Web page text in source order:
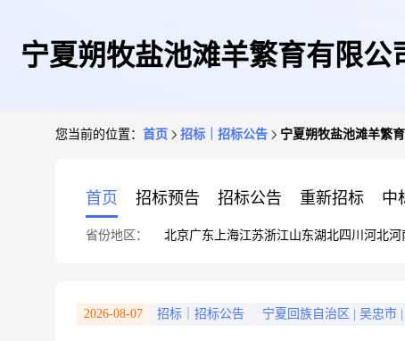
宁夏朔牧盐池滩羊繁育有限
您当前的位置： 首页 招标｜招标公告 宁夏朔牧盐池滩羊繁
首页 招标预告 招标公告 重新招标 中
省份地区： 北京广东 上海江苏浙江山东湖北四川 河北河
2026-08-07 招标｜招标公告 宁夏回族自治区 吴忠市